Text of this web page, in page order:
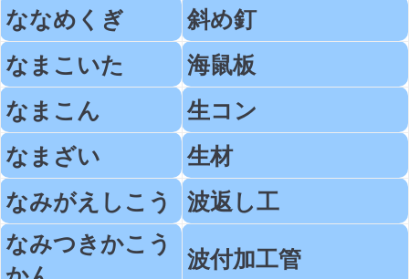
ななめくぎ
斜め釘
なまこいた
海鼠板
なまこん
生コン
なまざい
生材
なみがえしこう
波返し工
なみつきかこう
波付加工管